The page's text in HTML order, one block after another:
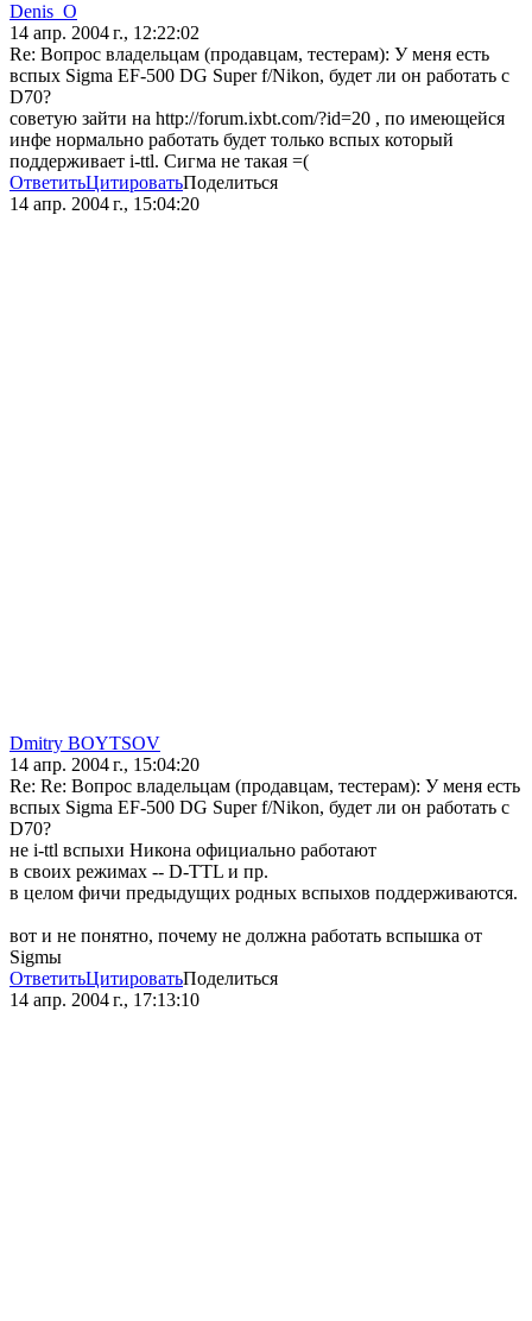
Denis_O
14 апр. 2004 г., 12:22:02
Re: Вопрос владельцам (продавцам, тестерам): У меня есть
вспых Sigma EF-500 DG Super f/Nikon, будет ли он работать с
D70?
советую зайти на http://forum.ixbt.com/?id=20 , по имеющейся
инфе нормально работать будет только вспых который
поддерживает i-ttl. Сигма не такая =(
ОтветитьЦитироватьПоделиться
14 апр. 2004 г., 15:04:20
Dmitry BOYTSOV
14 апр. 2004 г., 15:04:20
Re: Re: Вопрос владельцам (продавцам, тестерам): У меня есть
вспых Sigma EF-500 DG Super f/Nikon, будет ли он работать с
D70?
не i-ttl вспыхи Никона официально работают
в своих режимах -- D-TTL и пр.
в целом фичи предыдущих родных вспыхов поддерживаются.
вот и не понятно, почему не должна работать вспышка от
Sigmы
ОтветитьЦитироватьПоделиться
14 апр. 2004 г., 17:13:10